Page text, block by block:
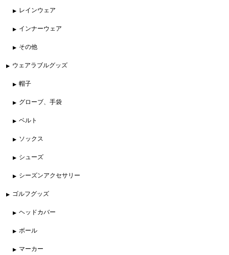
レインウェア
インナーウェア
その他
ウェアラブルグッズ
帽子
グローブ、手袋
ベルト
ソックス
シューズ
シーズンアクセサリー
ゴルフグッズ
ヘッドカバー
ボール
マーカー